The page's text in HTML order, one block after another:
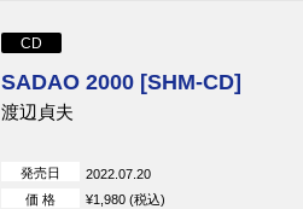
CD
SADAO 2000 [SHM-CD]
渡辺貞夫
発売日
2022.07.20
価 格
¥1,980 (税込)